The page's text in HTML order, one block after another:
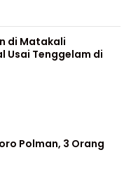
di Matakali
Usai Tenggelam di
Polman, 3 Orang